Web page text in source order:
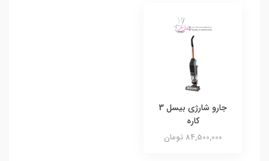
جارو شارژی بیسل 3
کاره
84,500,000 تومان